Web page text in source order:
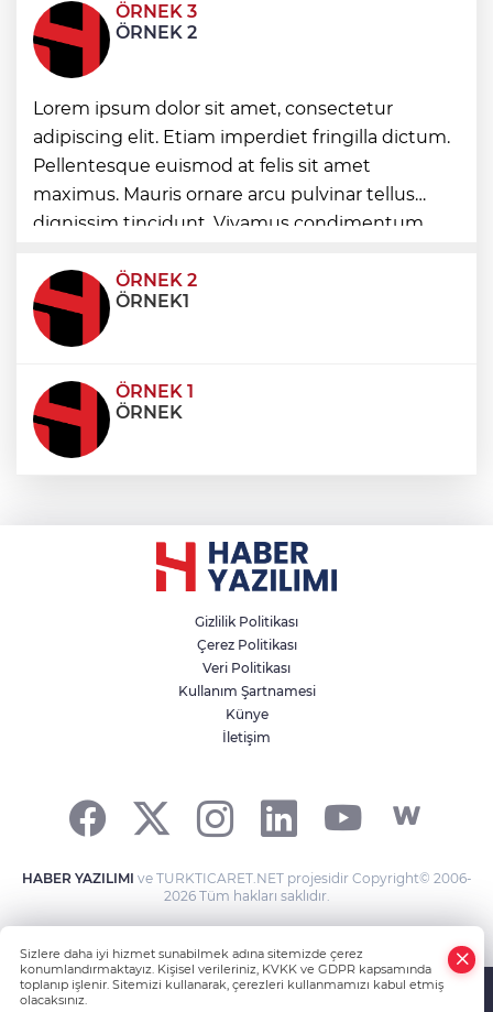
Balıkesir Büyükşehir altyapıda hız
kesmiyor
Antalya Büyükşehir zor gününde de
vatandaşın yanında
Kırgız Cumhuriyeti Antalya Başkonsolosu
Başkan Vekili Özdemir’i ziyaret etti
ÖRNEK 3
ÖRNEK 2
Lorem ipsum dolor sit amet, consectetur
adipiscing elit. Etiam imperdiet fringilla dictum.
Pellentesque euismod at felis sit amet
maximus. Mauris ornare arcu pulvinar tellus
dignissim tincidunt. Vivamus condimentum
condimentum eros et, faucibus sapien. Praese
ÖRNEK 2
ÖRNEK1
ÖRNEK 1
ÖRNEK
Gizlilik Politikası
Çerez Politikası
Veri Politikası
Kullanım Şartnamesi
Künye
İletişim
HABER YAZILIMI ve TURKTICARET.NET projesidir Copyright© 2006-
2026 Tüm hakları saklıdır.
Sizlere daha iyi hizmet sunabilmek adına sitemizde çerez
konumlandırmaktayız. Kişisel verileriniz, KVKK ve GDPR kapsamında
toplanıp işlenir. Sitemizi kullanarak, çerezleri kullanmamızı kabul etmiş
olacaksınız.